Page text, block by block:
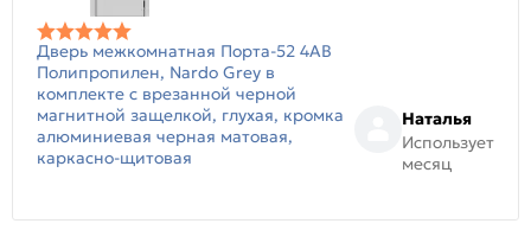
Дверь межкомнатная Порта-52 4AB
Полипропилен, Nardo Grey в
комплекте с врезанной черной
магнитной защелкой, глухая, кромка
алюминиевая черная матовая,
каркасно-щитовая
Наталья
Использует
месяц